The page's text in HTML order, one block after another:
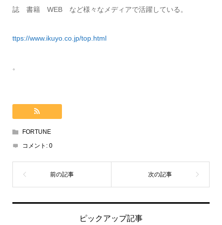
誌 書籍 WEB など様々なメディアで活躍している。
ttps://www.ikuyo.co.jp/top.html
。
FORTUNE
コメント: 0
ピックアップ記事